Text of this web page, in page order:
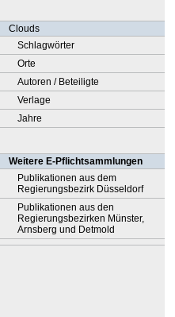
Clouds
Schlagwörter
Orte
Autoren / Beteiligte
Verlage
Jahre
Weitere E-Pflichtsammlungen
Publikationen aus dem
Regierungsbezirk Düsseldorf
Publikationen aus den
Regierungsbezirken Münster,
Arnsberg und Detmold